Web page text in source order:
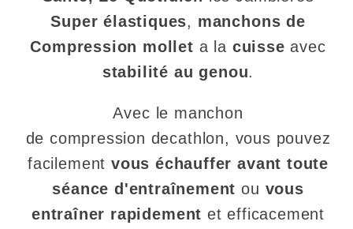
Super élastiques, manchons de
Compression mollet a la cuisseavec
stabilité au genou.
Avec le manchon
de compression decathlon, vous pouvez
facilement vous échauffer avant toute
séance d'entraînement ou vous
entraîner rapidement et efficacement